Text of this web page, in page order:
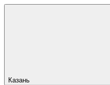
Казань